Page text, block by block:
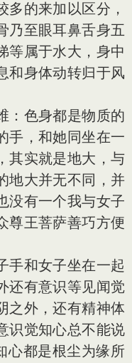
多的来加以区分，
乃至眼耳鼻舌身五
等属于水大，身中
和身体动转归于风
色身都是物质的
手，和她同坐在一
其实就是地大，与
地大并无不同，并
没有一个我与女子
尊王菩萨善巧方便
和女子坐在一起
还有意识等见闻觉
之外，还有精神体
识觉知心总不能说
心都是根尘为缘所